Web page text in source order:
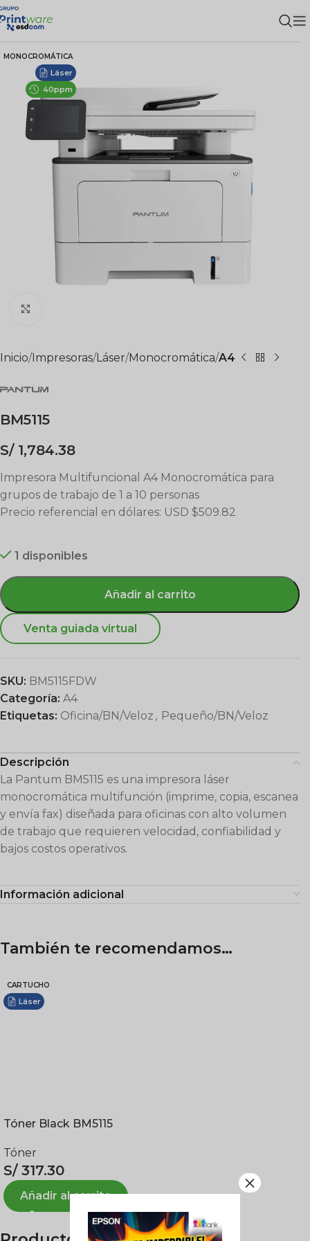
MONOCROMÁTICA
Láser
40ppm
Inicio Impresoras Láser Monocromática A4
BM5115
S/1,784.38
Impresora Multifuncional A4 Monocromática para
grupos de trabajo de 1 a 10 personas
Precio referencial en dólares: USD $509.82
1 disponibles
Añadir al carrito
Venta guiada virtual
SKU: BM5115FDW
Categoría: A4
Etiquetas: Oficina/BN/Veloz , Pequeño/BN/Veloz
Descripción
La Pantum BM5115 es una impresora láser
monocromática multifunción (imprime, copia, escanea
y envía fax) diseñada para oficinas con alto volumen
de trabajo que requieren velocidad, confiabilidad y
bajos costos operativos.
Información adicional
También te recomendamos…
CARTUCHO
Láser
Tóner Black BM5115
Tóner
S/317.30
Añadir al carrito
×